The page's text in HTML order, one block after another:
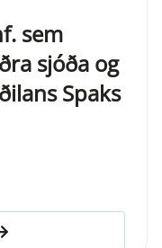
sem
sjóða og
Spaks